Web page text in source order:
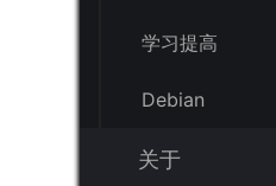
学习提高
Debian
关于
学习提高
Debian
关于